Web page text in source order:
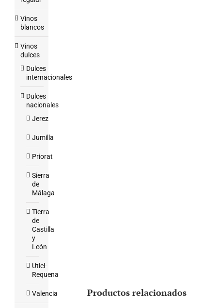
Productos relacionados
Vinos
blancos
Vinos
dulces
Dulces
internacionales
Dulces
nacionales
Jerez
Jumilla
Priorat
Sierra
de
Málaga
Tierra
de
Castilla
y
León
Utiel-
Requena
Valencia